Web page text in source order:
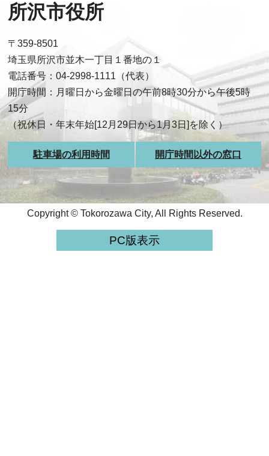
所沢市役所
〒359-8501
埼玉県所沢市並木一丁目１番地の１
電話番号：04-2998-1111（代表）
開庁時間：月曜日から金曜日の午前8時30分から午後5時
15分
（祝休日・年末年始[12月29日から1月3日]を除く）
駐車場の利用時間 開庁時間以外の窓口
Copyright © Tokorozawa City, All Rights Reserved.
PC版表示